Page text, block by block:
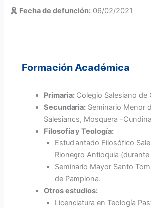
Fecha de defunción: 06/02/2021
Formación Académica
Primaria: Colegio Salesiano de
Secundaria: Seminario Menor
Salesianos, Mosquera -
Filosofía y Teología:
Estudiantado Filosófico
Rionegro Antioquia
Seminario Mayor Santo
de Pamplona.
Otros estudios:
Licenciatura en Teología